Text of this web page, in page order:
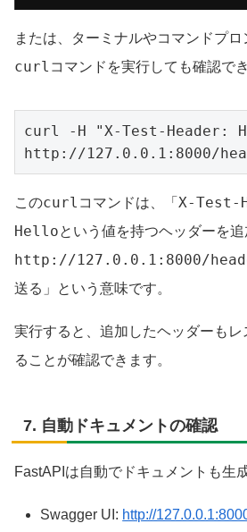
または、ターミナルやコマンドプ
curl コマンドを実行しても確認でき
curl -H "X-Test-Header:
http://127.0.0.1:8000/
このcurl コマンドは、「 X-Test-
Helloという値を持つヘッダーを追
http://127.0.0.1:8000/
送る」という意味です。
実行すると、追加したヘッダーも
ることが確認できます。
7. 自動ドキュメントの確認
FastAPIは自動でドキュメントも生
Swagger UI: http://